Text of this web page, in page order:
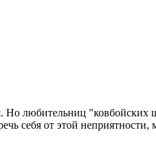
любительниц "ковбойских
себя от этой неприятности,